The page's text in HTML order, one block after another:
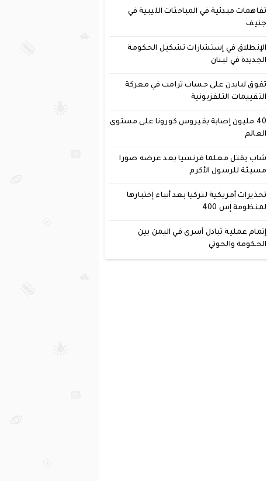
تفاهمات مبدئية في المباحثات الليبية في
جنيف
الإنطلاق في إستشارات تشكيل الحكومة
الجديدة في لبنان
تفوق لبايدن على حساب ترامب في معركة
التقييمات التلفزيونية
40 مليون إصابة بفيروس كورونا على مستوى
العالم
شاب يقتل معلما فرنسيا بعد عرضه صورا
مسيئة للرسول الأكرم
تحذيرات أمريكية لتركيا بعد أنباء إختبارها
لمنظومة إس 400
إتمام عملية تبادل أسرى في اليمن بين
الحكومة والحوثي